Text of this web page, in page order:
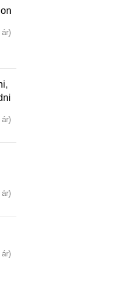
ár)
ár)
ár)
ár)